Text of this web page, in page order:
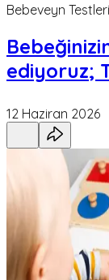
Bebeveyn Testleri
ediyoruz;
12 Haziran 2026